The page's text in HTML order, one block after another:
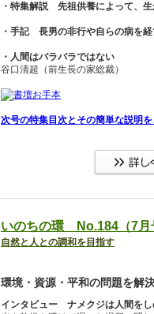
・特集解説 先祖供養によって、
・手記 長男の非行や自らの病を
・人間はバラバラではない
谷口清超（前生長の家総裁）
次号の特集目次とその簡単な説明
いのちの環 No.184（7月
自然と人との調和を目指す
環境・資源・平和の問題を解
インタビュー ナメクジは人間をし